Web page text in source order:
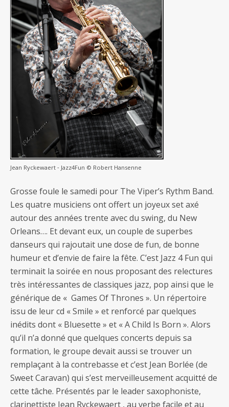
Jean Ryckewaert ‐ Jazz4Fun © Robert Hansenne
Grosse foule le samedi pour The Viper’s Rythm Band.
Les quatre musiciens ont offert un joyeux set axé
autour des années trente avec du swing, du New
Orleans…. Et devant eux, un couple de superbes
danseurs qui rajoutait une dose de fun, de bonne
humeur et d’envie de faire la fête. C’est Jazz 4 Fun qui
terminait la soirée en nous proposant des relectures
très intéressantes de classiques jazz, pop ainsi que le
générique de « Games Of Thrones ». Un répertoire
issu de leur cd « Smile » et renforcé par quelques
inédits dont « Bluesette » et « A Child Is Born ». Alors
qu’il n’a donné que quelques concerts depuis sa
formation, le groupe devait aussi se trouver un
remplaçant à la contrebasse et c’est Jean Borlée (de
Sweet Caravan) qui s’est merveilleusement acquitté de
cette tâche. Présentés par le leader saxophoniste,
clarinettiste Jean Ryckewaert , au verbe facile et au